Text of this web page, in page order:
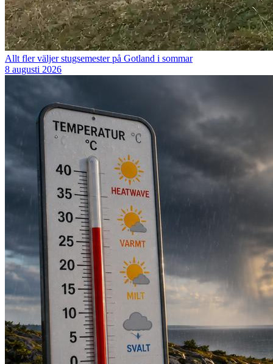
Allt fler väljer stugsemester på Gotland i sommar
8 augusti 2026